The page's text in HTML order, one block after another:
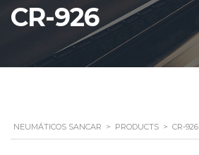
CR-926
NEUMÁTICOS SANCAR > PRODUCTS > CR-926